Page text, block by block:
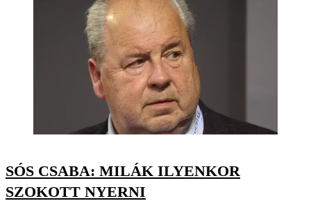
SÓS CSABA: MILÁK ILYENKOR
SZOKOTT NYERNI